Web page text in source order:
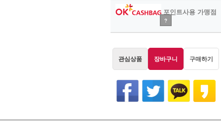
포인트사용 가맹점
?
관심상품 장바구니 구매하기